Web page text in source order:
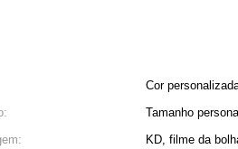
Cor
Tamanho
KD, filme da